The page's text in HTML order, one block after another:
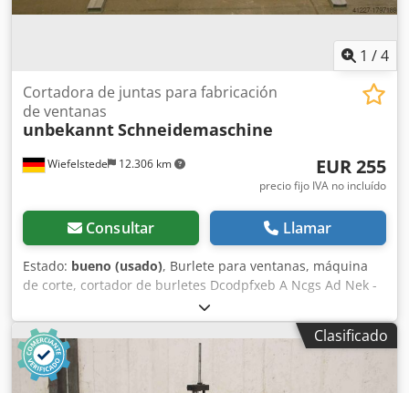
1 /4
Wiefelstede 12.306 km
Cortadora de juntas para fabricación
de ventanas
unbekanntSchneidemaschine
EUR 255
precio fijo IVA no incluído
Consultar Llamar
Estado: bueno (usado), Burlete para ventanas, máquina
de corte, cortador de burletes Dcodpfxeb A Ncgs Ad Nek -
Topes: 2 -Dimensiones: 2500/600/1000 mm (alto) -Peso: 15
kg
Clasificado